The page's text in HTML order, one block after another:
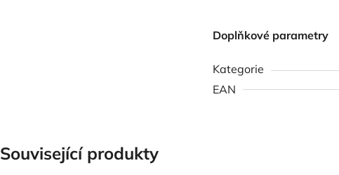
Doplňkové parametry
Kategorie
EAN
Související produkty